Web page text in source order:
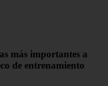
más importantes a
de entrenamiento